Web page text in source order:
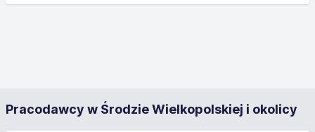
Pracodawcy w Środzie Wielkopolskiej i okolicy